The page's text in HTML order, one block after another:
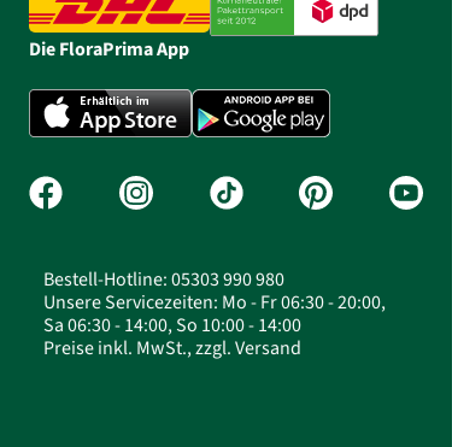
Die FloraPrima App
Bestell-Hotline: 05303 990 980
Unsere Servicezeiten: Mo - Fr 06:30 - 20:00,
Sa 06:30 - 14:00, So 10:00 - 14:00
Preise inkl. MwSt., zzgl. Versand